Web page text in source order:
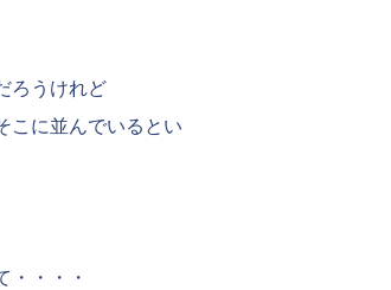
ろうけれど
こに並んでいるとい
・・・・